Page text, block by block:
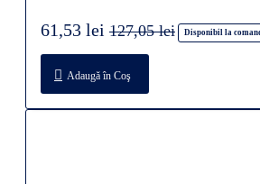
Disponibil la
61,53 lei 127,05 lei
Adaugă în Coş